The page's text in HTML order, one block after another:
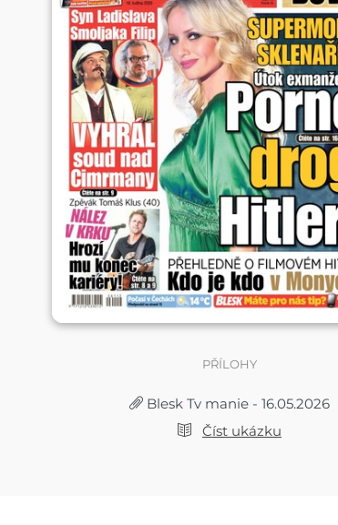
PŘÍLOHY
Blesk Tv manie - 16.05.2026
Číst ukázku